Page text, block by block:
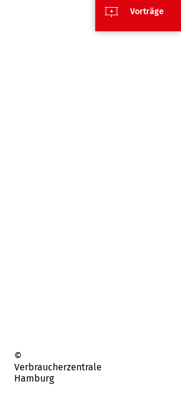
©
Verbraucherzentrale
Hamburg
Vorträge